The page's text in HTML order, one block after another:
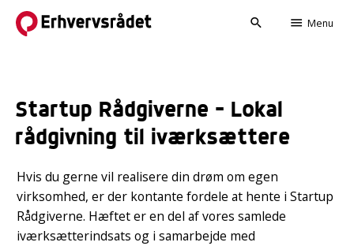
search menu Menu
Startup Rådgiverne - Lokal
rådgivning til iværksættere
Hvis du gerne vil realisere din drøm om egen
virksomhed, er der kontante fordele at hente i Startup
Rådgiverne. Hæftet er en del af vores samlede
iværksætterindsats og i samarbejde med